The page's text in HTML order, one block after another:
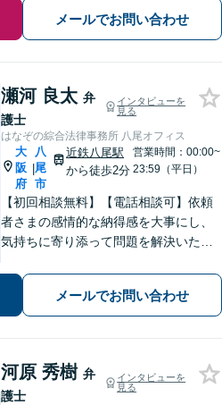
メールでお問い合わせ
瀬河 良太 弁
護士
インタビューを
見る
はなぞの綜合法律事務所 八尾オフィス
大
阪
府
|
八
尾
市
近鉄八尾駅
から徒歩2分
営業時間：00:00~
23:59（平日）
【初回相談無料】【電話相談可】依頼
者さまの感情的な納得感を大事にし、
気持ちに寄り添って問題を解決いたし
し、秘密厳守を徹底」子の監護が関わ
る複雑なケースも対応【完全個室対
応】【子連れ相談可】【休日・夜間相
談可】
メールでお問い合わせ
河原 秀樹 弁
護士
インタビューを
見る